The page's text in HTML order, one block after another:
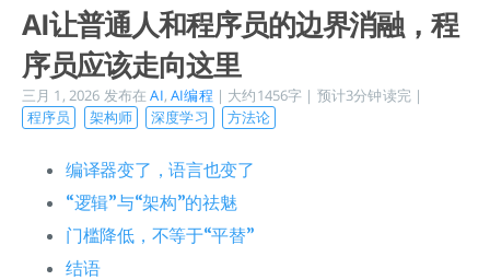
AI让普通人和程序员的边界消融，程
序员应该走向这里
三月 1, 2026 发布在 AI,AI编程 | 大约1456字 | 预计3分钟读完 |
程序员
架构师 深度学习 方法论
编译器变了，语言也变了
“逻辑”与“架构”的祛魅
门槛降低，不等于“平替”
结语